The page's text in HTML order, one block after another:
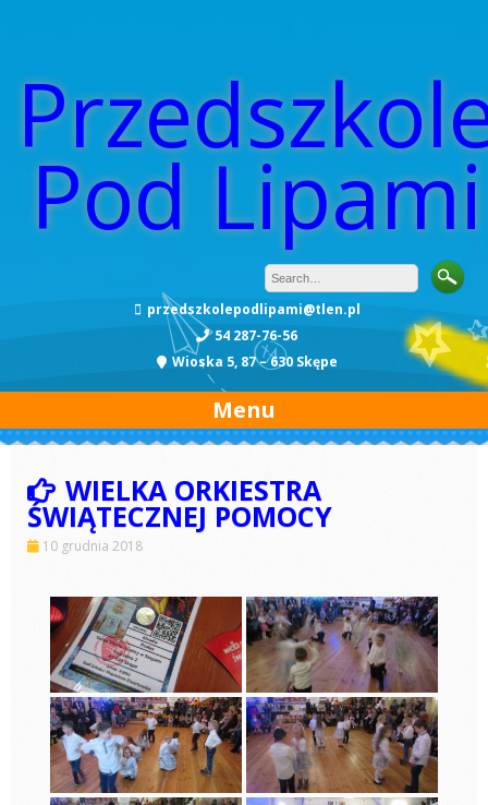
Pod Lipami
przedszkolepodlipami@tlen.pl
54 287-76-56
Wioska 5, 87 – 630 Skępe
Menu
WIELKA ORKIESTRA
ŚWIĄTECZNEJ POMOCY
10 grudnia 2018